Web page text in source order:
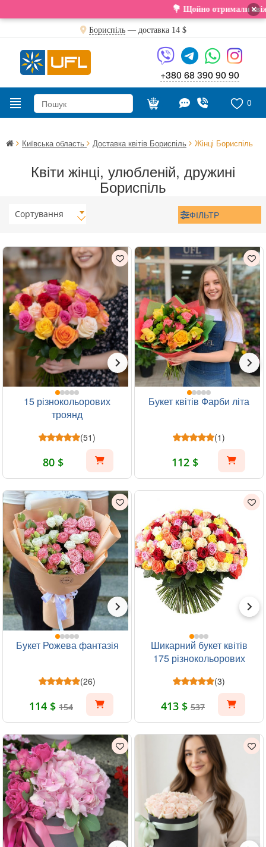
💐 Щойно отримали свіжу поставку. ×
Бориспіль— доставка 14 $
+380 68 390 90 90
0
Київська область Доставка квітів Бориспіль Жінці Бориспіль
Квіти жінці, улюбленій, дружині
Бориспіль
Сортування ФІЛЬТР
15 різнокольорових
троянд
(51)
80 $
Букет квітів Фарби літа
(1)
112 $
Букет Рожева фантазія
(26)
114 $ 154
Шикарний букет квітів
175 різнокольорових
(3)
413 $ 537